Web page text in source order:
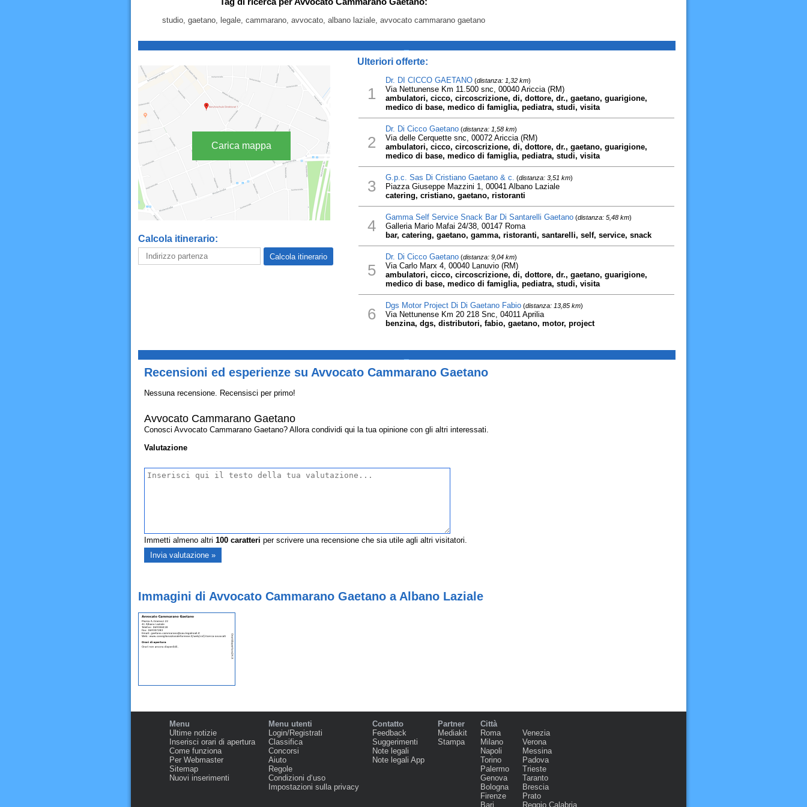
studio, gaetano, legale, cammarano, avvocato, albano laziale, avvocato cammarano gaetano
Carica mappa
Calcola itinerario:
Ulteriori offerte:
1
Dr. DI CICCO GAETANO(distanza: 1,32 km)
Via Nettunense Km 11.500 snc, 00040 Ariccia (RM)
ambulatori, cicco, circoscrizione, di, dottore, dr., gaetano, guarigione,
medico di base, medico di famiglia, pediatra, studi, visita
2
Dr. Di Cicco Gaetano(distanza: 1,58 km)
Via delle Cerquette snc, 00072 Ariccia (RM)
ambulatori, cicco, circoscrizione, di, dottore, dr., gaetano, guarigione,
medico di base, medico di famiglia, pediatra, studi, visita
3 G.p.c. Sas Di Cristiano Gaetano & c. (distanza: 3,51 km)
Piazza Giuseppe Mazzini 1, 00041 Albano Laziale
catering, cristiano, gaetano, ristoranti
4 Gamma Self Service Snack Bar Di Santarelli Gaetano(distanza: 5,48 km)
Galleria Mario Mafai 24/38, 00147 Roma
bar, catering, gaetano, gamma, ristoranti, santarelli, self, service, snack
5
Dr. Di Cicco Gaetano(distanza: 9,04 km)
Via Carlo Marx 4, 00040 Lanuvio (RM)
ambulatori, cicco, circoscrizione, di, dottore, dr., gaetano, guarigione,
medico di base, medico di famiglia, pediatra, studi, visita
6 Dgs Motor Project Di Di Gaetano Fabio(distanza: 13,85 km)
Via Nettunense Km 20 218 Snc, 04011 Aprilia
benzina, dgs, distributori, fabio, gaetano, motor, project
Recensioni ed esperienze su Avvocato Cammarano Gaetano
Nessuna recensione. Recensisci per primo!
Avvocato Cammarano Gaetano
Conosci Avvocato Cammarano Gaetano? Allora condividi qui la tua opinione con gli altri interessati.
Valutazione
Immetti almeno altri 100caratteri per scrivere una recensione che sia utile agli altri visitatori.
Immagini di Avvocato Cammarano Gaetano a Albano Laziale
Menu
Ultime notizie
Inserisci orari di apertura
Come funziona
Per Webmaster
Sitemap
Nuovi inserimenti
Menu utenti
Login/Registrati
Classifica
Concorsi
Aiuto
Regole
Condizioni d‘uso
Impostazioni sulla privacy
Contatto
Feedback
Suggerimenti
Note legali
Note legali App
Partner
Mediakit
Stampa
Città
Roma
Milano
Napoli
Torino
Palermo
Genova
Bologna
Firenze
Bari
Venezia
Verona
Messina
Padova
Trieste
Taranto
Brescia
Prato
Reggio Calabria